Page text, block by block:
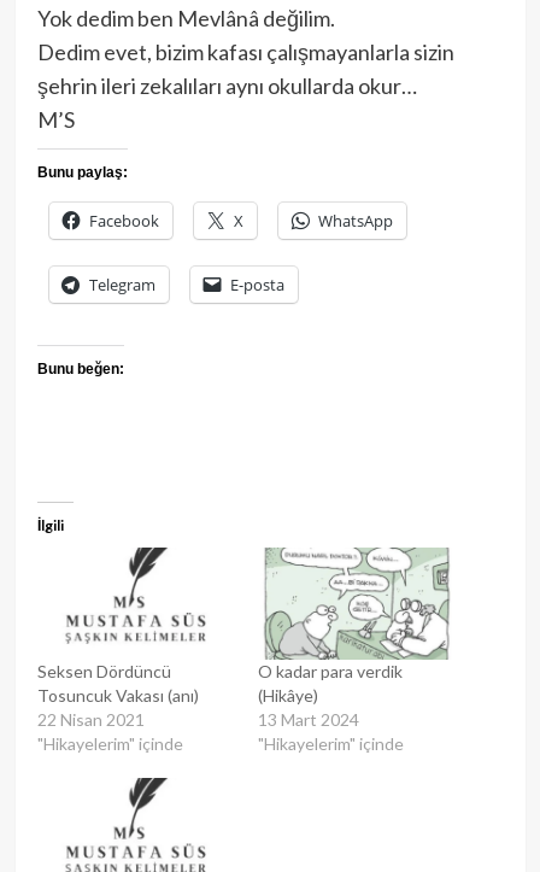
Yok dedim ben Mevlânâ değilim.
Dedim evet, bizim kafası çalışmayanlarla sizin
şehrin ileri zekalıları aynı okullarda okur…
M’S
Bunu paylaş:
Facebook X WhatsApp
Telegram E-posta
Bunu beğen:
İlgili
Seksen Dördüncü
Tosuncuk Vakası (anı)
22 Nisan 2021
"Hikayelerim" içinde
O kadar para verdik
(Hikâye)
13 Mart 2024
"Hikayelerim" içinde